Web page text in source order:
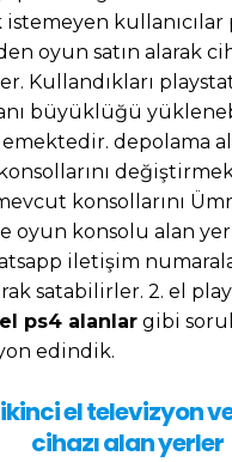
kullanıcılar
oyun satın alarak
Kullandıkları
büyüklüğü
depolama
konsollarını
oyun konsolu alan
iletişim
satabilirler. 2. el
ps4 alanlar gibi
edindik.
el televizyon
cihazı alan yerler